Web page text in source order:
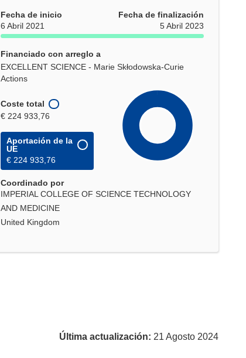
Fecha de inicio
6 Abril 2021
Fecha de finalización
5 Abril 2023
Financiado con arreglo a
EXCELLENT SCIENCE - Marie Skłodowska-Curie
Actions
Coste total
€ 224 933,76
Aportación de la
UE
€ 224 933,76
Coordinado por
IMPERIAL COLLEGE OF SCIENCE TECHNOLOGY
AND MEDICINE
United Kingdom
Última actualización: 21 Agosto 2024